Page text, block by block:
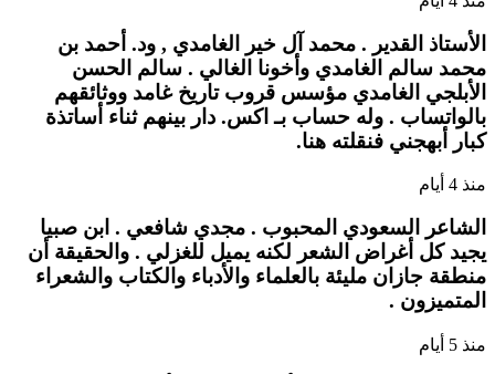
الأستاذ القدير . محمد آل خير الغامدي , ود. أحمد بن
محمد سالم الغامدي وأخونا الغالي . سالم الحسن
الأبلجي الغامدي مؤسس قروب تاريخ غامد ووثائقهم
بالواتساب . وله حساب بـ اكس. دار بينهم ثناء أساتذة
كبار أبهجني فنقلته هنا.
منذ 4 أيام
الشاعر السعودي المحبوب . مجدي شافعي . ابن صبيا
يجيد كل أغراض الشعر لكنه يميل للغزلي . والحقيقة أن
منطقة جازان مليئة بالعلماء والأدباء والكتاب والشعراء
المتميزون .
منذ 5 أيام